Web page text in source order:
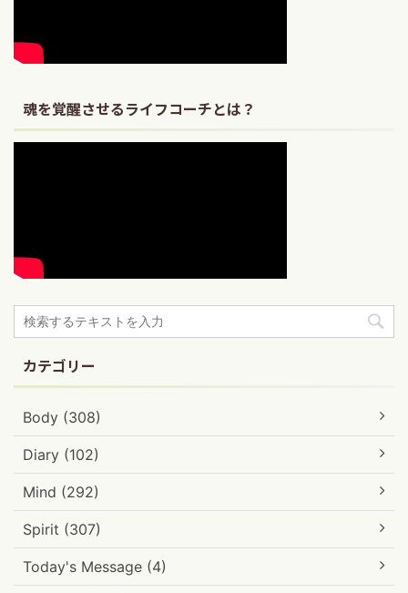
魂を覚醒させるライフコーチとは？
カテゴリー
Body (308)
Diary (102)
Mind (292)
Spirit (307)
Today's Message (4)